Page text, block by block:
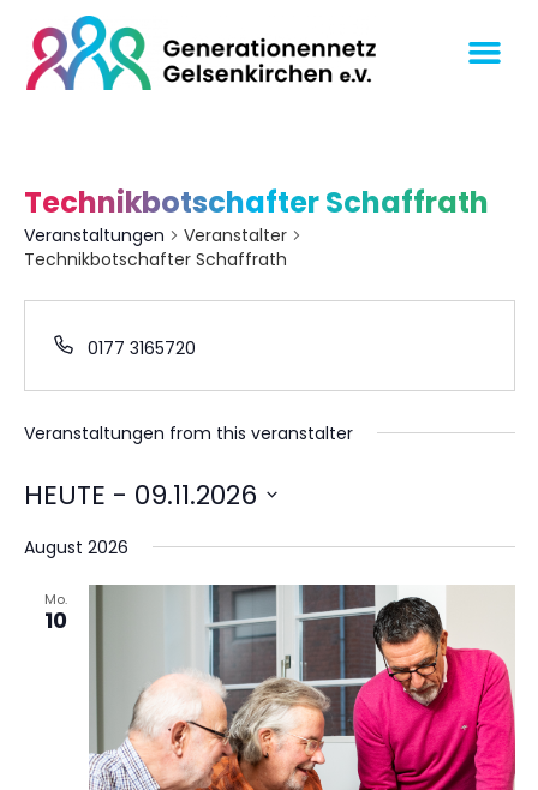
Technikbotschafter Schaffrath
Veranstaltungen
Veranstalter
Technikbotschafter Schaffrath
0177 3165720
Veranstaltungen from this veranstalter
HEUTE - 09.11.2026
wählen.
August 2026
Mo.
10